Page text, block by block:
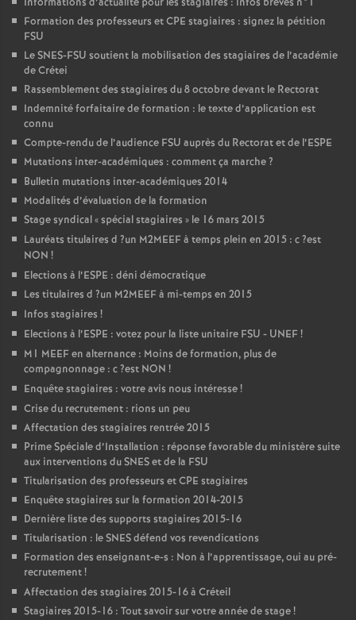
Formation des professeurs etCPE stagiaires : signez la pétition
FSU
LeSNES-FSU soutient la mobilisation des stagiaires de l’académie
de Crétei
Rassemblement des stagiaires du 8 octobre devant le Rectorat
Indemnité forfaitaire de formation : le texte d’application est
connu
Compte-rendu de l’audience FSU auprès du Rectorat et de l’ESPE
Mutations inter-académiques : comment ça marche?
Bulletin mutations inter-académiques 2014
Modalités d’évaluation de la formation
Stage syndical «spécial stagiaires » le 16 mars 2015
Lauréats titulaires d ?un M2MEEFà temps plein en 2015 : c?est
NON !
Elections à l’ESPE : déni démocratique
Les titulaires d ?un M2MEEFà mi-temps en 2015
Infos stagiaires !
Elections à l’ESPE : votez pour la liste unitaire FSU - UNEF!
M1 MEEFen alternance : Moins de formation, plus de
compagnonnage : c?est NON !
Enquête stagiaires : votre avis nous intéresse!
Crise du recrutement : rions un peu
Affectation des stagiaires rentrée 2015
Prime Spéciale d’Installation : réponse favorable du ministère suite
aux interventions duSNESet de la FSU
Titularisation des professeurs etCPE stagiaires
Enquête stagiaires sur la formation 2014-2015
Dernière liste des supports stagiaires 2015-16
Titularisation : leSNESdéfend vos revendications
Formation des enseignant-e-s : Non à l’apprentissage, oui au pré-
recrutement!
Affectation des stagiaires 2015-16 à Créteil
Stagiaires 2015-16 : Tout savoir sur votre année de stage!